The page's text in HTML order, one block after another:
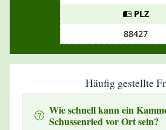
PLZ
88427
Häufig gestellte
Wie schnell kann ein
Schussenried vor Ort sein?